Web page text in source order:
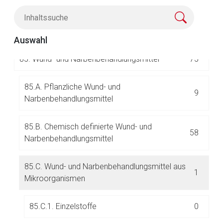
Auswahl
85. Wund- und Narbenbehandlungsmittel 75
85.A. Pflanzliche Wund- und
Narbenbehandlungsmittel
9
85.B. Chemisch definierte Wund- und
Narbenbehandlungsmittel
58
85.C. Wund- und Narbenbehandlungsmittel aus
Mikroorganismen
1
85.C.1. Einzelstoffe 0
Aufruf einer externen Seite
Seite. Für die Inhalte der externen Web-Seite ist deren
Datenschutzbestimmungen.